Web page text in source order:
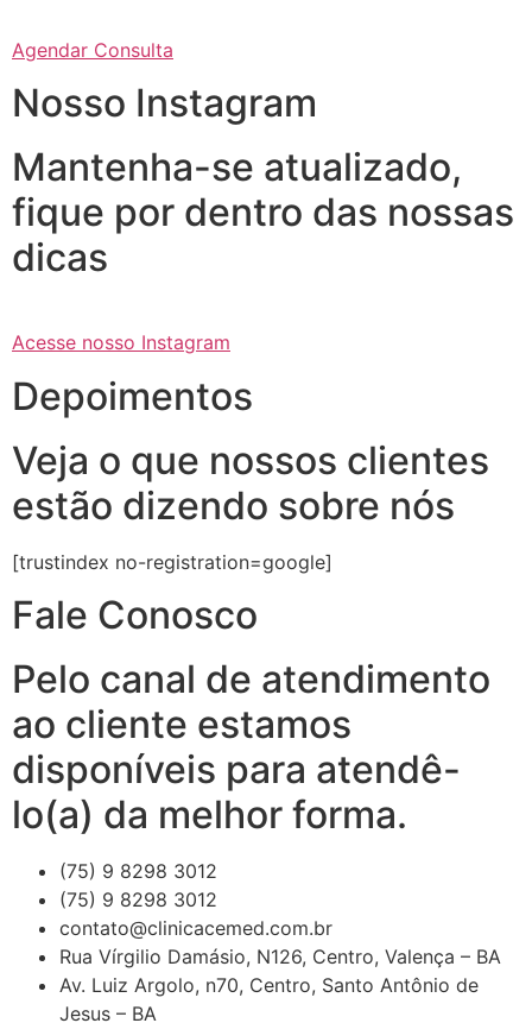
Agendar Consulta
Nosso Instagram
Mantenha-se atualizado,
fique por dentro das nossas
dicas
Acesse nosso Instagram
Depoimentos
Veja o que nossos clientes
estão dizendo sobre nós
[trustindex no-registration=google]
Fale Conosco
Pelo canal de atendimento
ao cliente estamos
disponíveis para atendê-
lo(a) da melhor forma.
(75) 9 8298 3012
(75) 9 8298 3012
contato@clinicacemed.com.br
Rua Vírgilio Damásio, N126, Centro, Valença – BA
Av. Luiz Argolo, n70, Centro, Santo Antônio de
Jesus – BA